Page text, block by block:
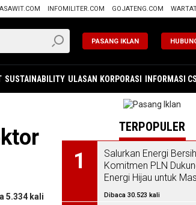
INFOMILITER.COM GOJATENG.COM
PASANG IKLAN
SUSTAINABILITY ULASAN KORPORASI INFORMASI
5.334 kali
TERPOPULER
1
Salurkan Energi
Komitmen PLN
Energi Hijau untuk
Indonesia
Dibaca 30.523 kali